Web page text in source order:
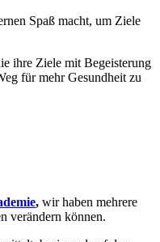
Spaß macht, um Ziele
ihre Ziele mit Begeisterung
für mehr Gesundheit zu
, wir haben mehrere
verändern können.